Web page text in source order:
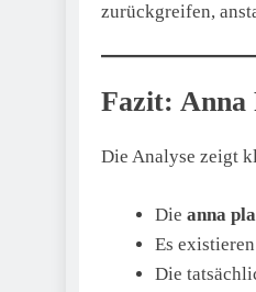
zurückgreifen,
Fazit: Anna
Die Analyse zeigt
Die anna
Es
Die